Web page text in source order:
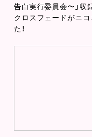
告白実行委員会〜」収
クロスフェードがニ
た！